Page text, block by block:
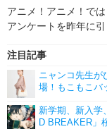
ゲーム
アニメ！アニメ
アニメ！アニメ！で
アンケートを昨年に
注目記事
ニャンコ先生が
場！もこもこバ
新学期、新入
D BREAKER」